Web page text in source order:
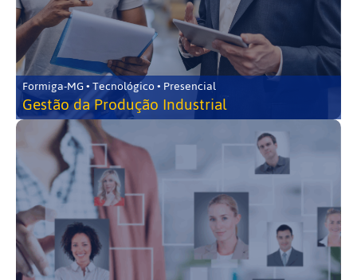
Formiga-MG • Tecnológico • Presencial
Gestão da Produção Industrial